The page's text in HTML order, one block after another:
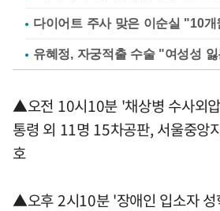
다이어트 주사 맞은 이순실 "10
유혜정, 자궁적출 수술 "여성성
▲오전 10시10분 '채상병 수사외
통령 외 11명 15차공판, 서울중앙
호
▲오후 2시10분 '장애인 입소자 성